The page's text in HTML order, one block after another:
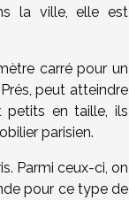
la ville, elle est
carré pour un
peut atteindre
petits en taille, ils
parisien.
Parmi ceux-ci, on
pour ce type de